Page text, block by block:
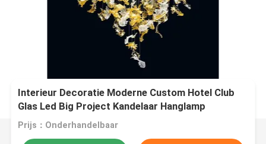
Interieur Decoratie Moderne Custom Hotel Club
Glas Led Big Project Kandelaar Hanglamp
Prijs：Onderhandelbaar